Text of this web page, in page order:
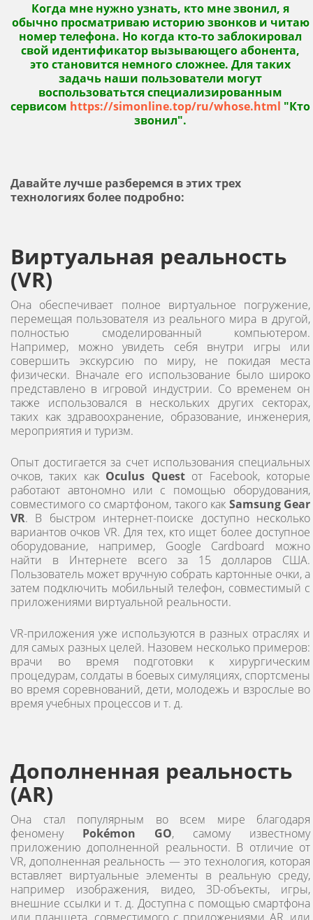
Когда мне нужно узнать, кто мне звонил, я
обычно просматриваю историю звонков и читаю
номер телефона. Но когда кто-то заблокировал
свой идентификатор вызывающего абонента,
это становится немного сложнее. Для таких
задачь наши пользователи могут
воспользоватьтся специализированным
сервисом https://simonline.top/ru/whose.html "Кто
звонил".
Давайте лучше разберемся в этих трех
технологиях более подробно:
Виртуальная реальность
(VR)
Она обеспечивает полное виртуальное погружение,
перемещая пользователя из реального мира в другой,
полностью смоделированный компьютером.
Например, можно увидеть себя внутри игры или
совершить экскурсию по миру, не покидая места
физически. Вначале его использование было широко
представлено в игровой индустрии. Со временем он
также использовался в нескольких других секторах,
таких как здравоохранение, образование, инженерия,
мероприятия и туризм.
Опыт достигается за счет использования специальных
очков, таких как Oculus Questот Facebook, которые
работают автономно или с помощью оборудования,
совместимого со смартфоном, такого как Samsung Gear
VR. В быстром интернет-поиске доступно несколько
вариантов очков VR. Для тех, кто ищет более доступное
оборудование, например, Google Cardboard можно
найти в Интернете всего за 15 долларов США.
Пользователь может вручную собрать картонные очки, а
затем подключить мобильный телефон, совместимый с
приложениями виртуальной реальности.
VR-приложения уже используются в разных отраслях и
для самых разных целей. Назовем несколько примеров:
врачи во время подготовки к хирургическим
процедурам, солдаты в боевых симуляциях, спортсмены
во время соревнований, дети, молодежь и взрослые во
время учебных процессов и т. д.
Дополненная реальность
(AR)
Она стал популярным во всем мире благодаря
феномену Pokémon GO, самому известному
приложению дополненной реальности. В отличие от
VR, дополненная реальность — это технология, которая
вставляет виртуальные элементы в реальную среду,
например изображения, видео, 3D-объекты, игры,
внешние ссылки и т. д. Доступна с помощью смартфона